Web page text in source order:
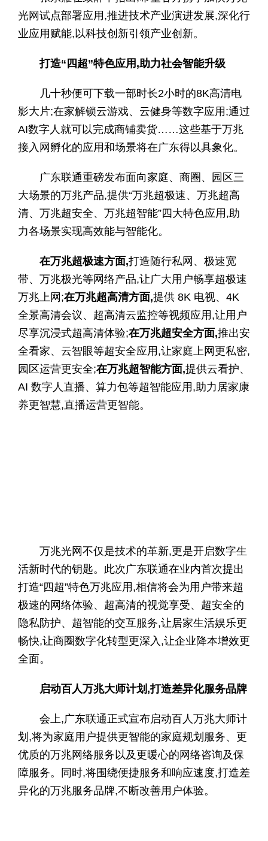
光网试点部署应用,推进技术产业演进发展,深化行
业应用赋能,以科技创新引领产业创新。
打造“四超”特色应用,助力社会智能升级
几十秒便可下载一部时长2小时的8K高清电
影大片;在家解锁云游戏、云健身等数字应用;通过
AI数字人就可以完成商铺卖货……这些基于万兆
接入网孵化的应用和场景将在广东得以具象化。
广东联通重磅发布面向家庭、商圈、园区三
大场景的万兆产品,提供“万兆超极速、万兆超高
清、万兆超安全、万兆超智能”四大特色应用,助
力各场景实现高效能与智能化。
在万兆超极速方面,打造随行私网、极速宽
带、万兆极光等网络产品,让广大用户畅享超极速
万兆上网;在万兆超高清方面,提供 8K 电视、4K
全景高清会议、超高清云监控等视频应用,让用户
尽享沉浸式超高清体验;在万兆超安全方面,推出安
全看家、云智眼等超安全应用,让家庭上网更私密,
园区运营更安全;在万兆超智能方面,提供云看护、
AI 数字人直播、算力包等超智能应用,助力居家康
养更智慧,直播运营更智能。
万兆光网不仅是技术的革新,更是开启数字生
活新时代的钥匙。此次广东联通在业内首次提出
打造“四超”特色万兆应用,相信将会为用户带来超
极速的网络体验、超高清的视觉享受、超安全的
隐私防护、超智能的交互服务,让居家生活娱乐更
畅快,让商圈数字化转型更深入,让企业降本增效更
全面。
启动百人万兆大师计划 ,打造差异化服务品牌
会上,广东联通正式宣布启动百人万兆大师计
划,将为家庭用户提供更智能的家庭规划服务、更
优质的万兆网络服务以及更暖心的网络咨询及保
障服务。同时,将围绕便捷服务和响应速度,打造差
异化的万兆服务品牌,不断改善用户体验。